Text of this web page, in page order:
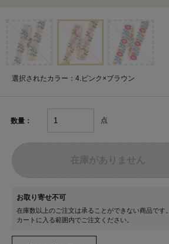
選択されたカラー：4.ピンク×ブラウン
数量： 点
お取り寄せ不可
在庫数以上のご注文は承ることができない商品です。
カートに入る範囲内でご注文ください。